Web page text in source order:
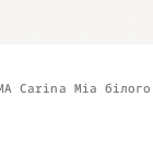
Carina Mia білого